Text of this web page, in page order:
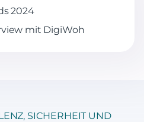
2024
mit DigiWoh
SICHERHEIT UND